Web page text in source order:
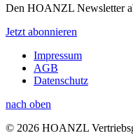
Den HOANZL Newsletter
Jetzt abonnieren
Impressum
AGB
Datenschutz
nach oben
© 2026 HOANZL